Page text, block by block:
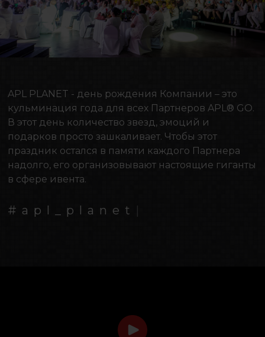
APL PLANET - день рождения Компании – это
кульминация года для всех Партнеров APL® GO.
В этот день количество звезд, эмоций и
подарков просто зашкаливает. Чтобы этот
праздник остался в памяти каждого Партнера
надолго, его организовывают настоящие гиганты
в сфере ивента.
.
# a p l p l a n e t |